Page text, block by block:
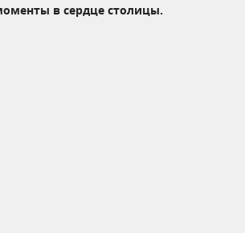
в сердце столицы.